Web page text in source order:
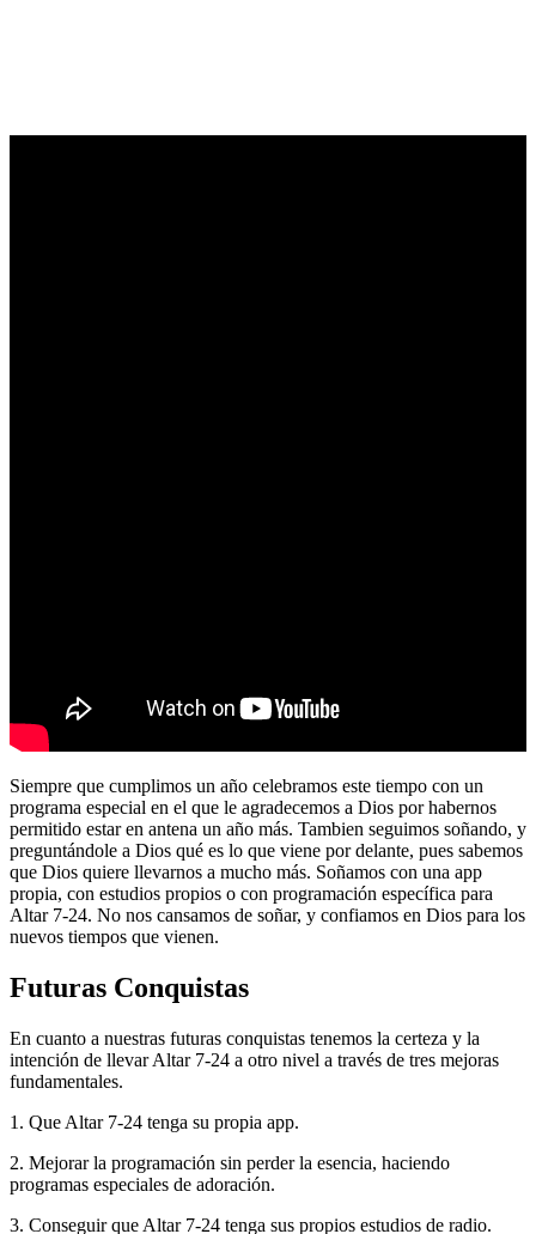
Siempre que cumplimos un año celebramos este tiempo con un
programa especial en el que le agradecemos a Dios por habernos
permitido estar en antena un año más. Tambien seguimos soñando, y
preguntándole a Dios qué es lo que viene por delante, pues sabemos
que Dios quiere llevarnos a mucho más. Soñamos con una app
propia, con estudios propios o con programación específica para
Altar 7-24. No nos cansamos de soñar, y confiamos en Dios para los
nuevos tiempos que vienen.
Futuras Conquistas
En cuanto a nuestras futuras conquistas tenemos la certeza y la
intención de llevar Altar 7-24 a otro nivel a través de tres mejoras
fundamentales.
1. Que Altar 7-24 tenga su propia app.
2. Mejorar la programación sin perder la esencia, haciendo
programas especiales de adoración.
3. Conseguir que Altar 7-24 tenga sus propios estudios de radio.